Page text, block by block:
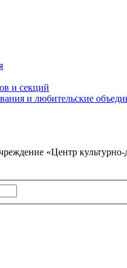
и секций
и любительские
«Центр